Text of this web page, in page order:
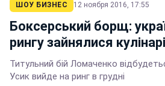
ШОУ БИЗНЕС 12 ноября 2016, 17:55
Боксерський борщ:
рингу зайнялися
Титульний бій Ломаченко
Усик вийде на ринг в грудні